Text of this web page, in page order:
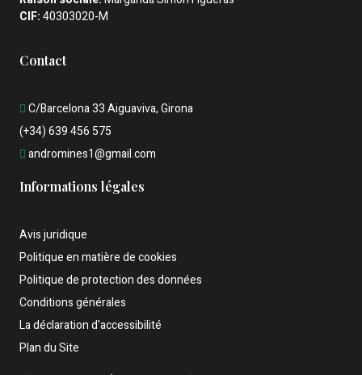
CIF:40303020-M
Contact
C/Barcelona 33 Aiguaviva, Girona
(+34) 639 456 575
andromines1@gmail.com
Informations légales
Avis juridique
Politique en matière de cookies
Politique de protection des données
Conditions générales
La déclaration d'accessibilité
Plan du Site